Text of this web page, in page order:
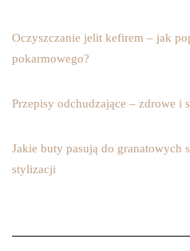
Oczyszczanie jelit kefirem – jak
pokarmowego?
Przepisy odchudzające – zdrowe i
Jakie buty pasują do granatowych
stylizacji